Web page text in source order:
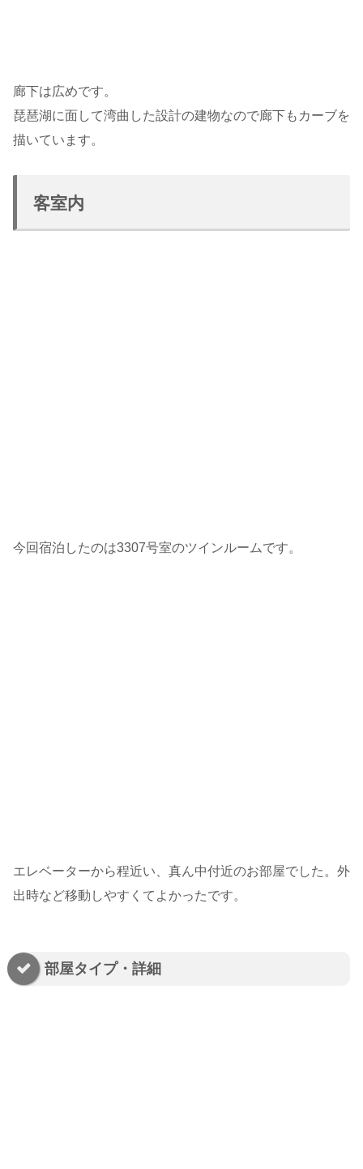
廊下は広めです。
琵琶湖に面して湾曲した設計の建物なので廊下もカーブを
描いています。
客室内
今回宿泊したのは3307号室のツインルームです。
エレベーターから程近い、真ん中付近のお部屋でした。外
出時など移動しやすくてよかったです。
部屋タイプ・詳細